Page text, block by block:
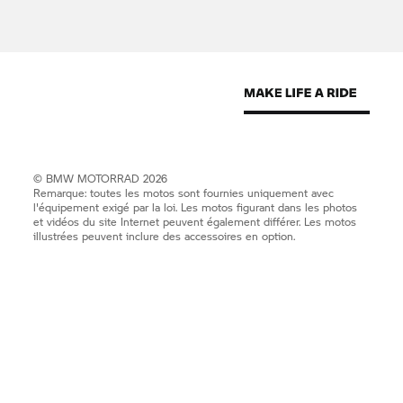
© BMW MOTORRAD 2026
Remarque: toutes les motos sont fournies uniquement avec
l'équipement exigé par la loi. Les motos figurant dans les photos
et vidéos du site Internet peuvent également différer. Les motos
illustrées peuvent inclure des accessoires en option.